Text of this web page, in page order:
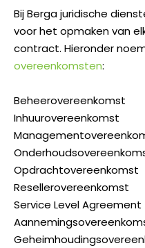
Bij Berga juridische
voor het opmaken van
contract. Hieronder
overeenkomsten:
Beheerovereenkomst
Inhuurovereenkomst
Opdrachtovereenkomst
Resellerovereenkomst
Service Level Agreement